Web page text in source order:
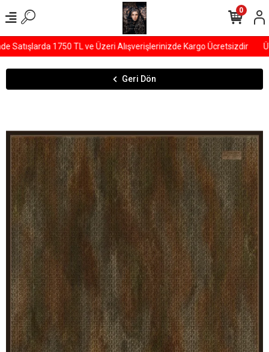
1750 TL ve Üzeri Alışverişlerinizde Kargo Ücretsizdir
0
Geri Dön